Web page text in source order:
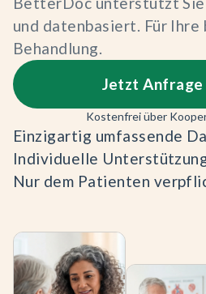
und datenbasiert. Für Ihre
Behandlung.
Jetzt
Kostenfrei über
Einzigartig umfassende
Individuelle
Nur dem Patienten